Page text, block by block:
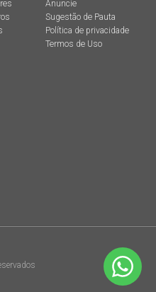
Anuncie
Sugestão de Pauta
Política de privacidade
Termos de Uso